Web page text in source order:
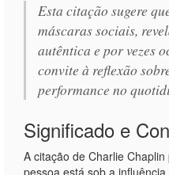
Esta citação sugere
máscaras sociais,
autêntica e por vezes
convite à reflexão
performance no
Significado e
A citação de Charlie
pessoa está sob a